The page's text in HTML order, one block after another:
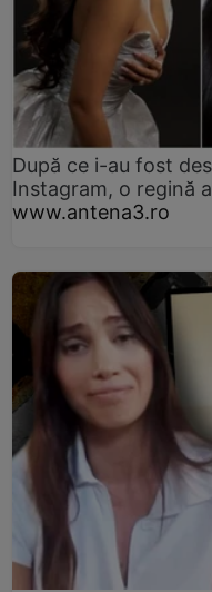
După ce i-au fost
Instagram, o regină
www.antena3.ro